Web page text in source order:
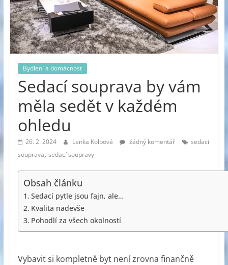
Bydlení a domácnost
Sedací souprava by vám
měla sedět v každém
ohledu
26. 2. 2024 Lenka Kolbová žádný komentář
sedací
souprava, sedací soupravy
Obsah článku
Sedací pytle jsou fajn, ale…
Kvalita nadevše
Pohodlí za všech okolností
Vybavit si kompletně byt není zrovna finančně